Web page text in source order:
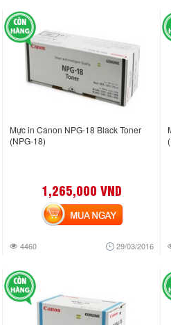
Mực in Canon NPG-18 Black Toner
(NPG-18)
1,265,000 VND
4460 29/03/2016
MUA NGAY